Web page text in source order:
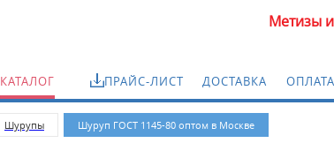
Метизы и крепежные
КАТАЛОГ ПРАЙС-ЛИСТ ДОСТАВКА ОПЛАТА
Шурупы Шуруп ГОСТ 1145-80 оптом в Москве